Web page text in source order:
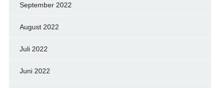
September 2022
August 2022
Juli 2022
Juni 2022